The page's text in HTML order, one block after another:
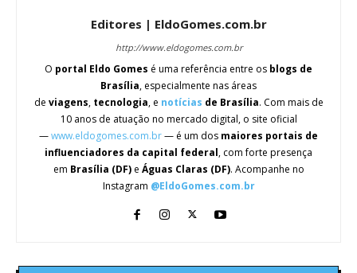
Editores | EldoGomes.com.br
http://www.eldogomes.com.br
O portal Eldo Gomes é uma referência entre os blogs de
Brasília, especialmente nas áreas
de viagens, tecnologia, e notícias de Brasília. Com mais de
10 anos de atuação no mercado digital, o site oficial
—www.eldogomes.com.br— é um dos maiores portais de
influenciadores da capital federal, com forte presença
em Brasília (DF)e Águas Claras (DF). Acompanhe no
Instagram @EldoGomes.com.br